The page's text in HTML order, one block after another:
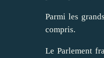
Parmi les
compris.
Le Parlement